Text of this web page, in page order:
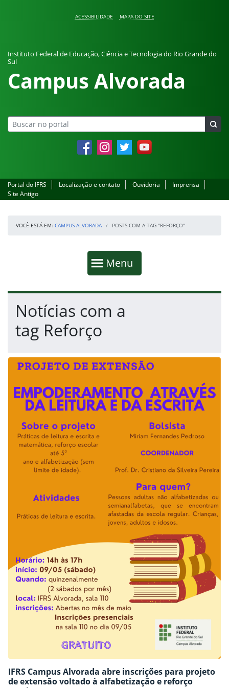
ACESSIBILIDADE MAPA DO SITE
Instituto Federal de Educação, Ciência e Tecnologia do Rio Grande do
Sul
Campus Alvorada
FacebookInstagramTwitter YouTube
Portal do IFRS Localização e contato Ouvidoria
Imprensa
Site Antigo
VOCÊ ESTÁ EM: CAMPUS ALVORADA POSTS COM A TAG "REFORÇO"
Mostrar
Menu
Fim da navegação
Início do conteúdo
Notícias com a
tag Reforço
IFRS Campus Alvorada abre inscrições para projeto
de extensão voltado à alfabetização e reforço